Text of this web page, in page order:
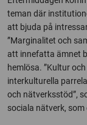
teman där
att bjuda på
”Marginalitet och
att innefatta ämnet
hemlösa. ”Kultur
interkulturella
och nätverksstöd”,
sociala nätverk,